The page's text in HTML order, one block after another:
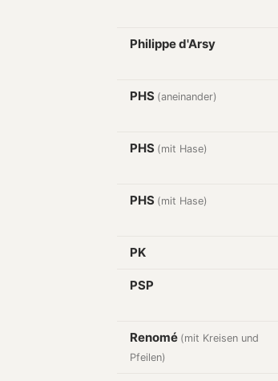
Philippe d'Arsy
PHS (aneinander)
PHS (mit Hase)
PHS (mit Hase)
PK
PSP
Renomé (mit Kreisen und
Pfeilen)